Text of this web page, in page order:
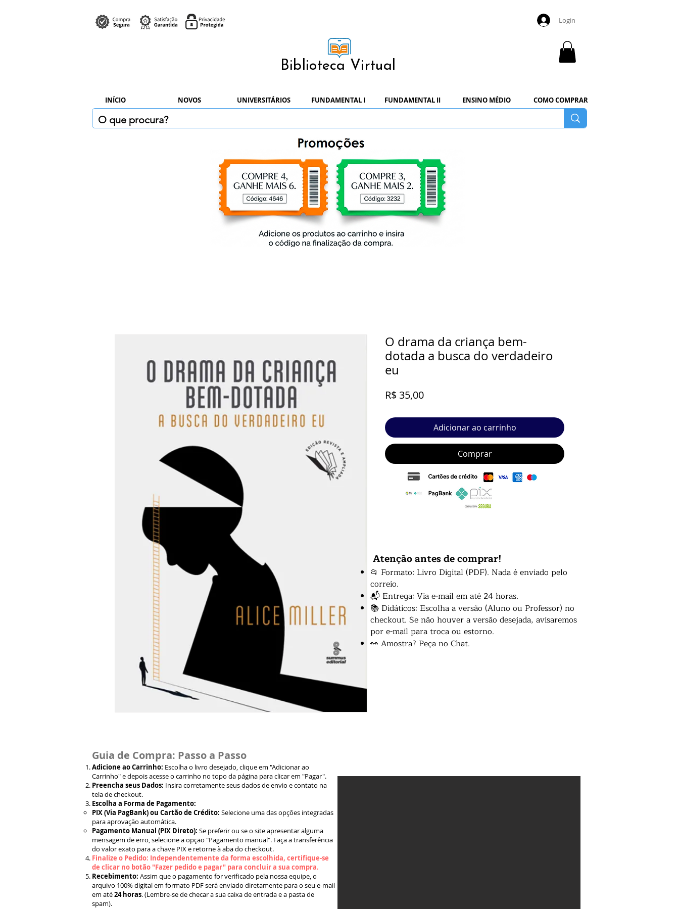
Login
Biblioteca Virtual
INÍCIO NOVOS UNIVERSITÁRIOS FUNDAMENTAL I FUNDAMENTAL II ENSINO MÉDIO COMO COMPRAR
O drama da criança bem-
dotada a busca do verdadeiro
eu
R$ 35,00Preço
Adicionar ao carrinho
Comprar
Atenção antes de comprar!
📂 Formato: Livro Digital (PDF). Nada é enviado pelo
correio.
📬 Entrega: Via e-mail em até 24 horas.
📚 Didáticos: Escolha a versão (Aluno ou Professor) no
checkout. Se não houver a versão desejada, avisaremos
por e-mail para troca ou estorno.
👀 Amostra? Peça no Chat.
Guia de Compra: Passo a Passo
Adicione ao Carrinho: Escolha o livro desejado, clique em "Adicionar ao
Carrinho" e depois acesse o carrinho no topo da página para clicar em "Pagar".
Preencha seus Dados: Insira corretamente seus dados de envio e contato na
tela de checkout.
Escolha a Forma de Pagamento:
PIX (Via PagBank) ou Cartão de Crédito: Selecione uma das opções integradas
para aprovação automática.
Pagamento Manual (PIX Direto): Se preferir ou se o site apresentar alguma
mensagem de erro, selecione a opção "Pagamento manual". Faça a transferência
do valor exato para a chave PIX e retorne à aba do checkout.
Finalize o Pedido: Independentemente da forma escolhida, certifique-se
de clicar no botão "Fazer pedido e pagar" para concluir a sua compra.
Recebimento: Assim que o pagamento for verificado pela nossa equipe, o
arquivo 100% digital em formato PDF será enviado diretamente para o seu e-mail
em até24 horas. (Lembre-se de checar a sua caixa de entrada e a pasta de
spam).